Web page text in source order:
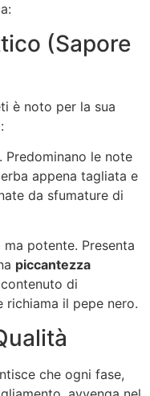
(Sapore
è noto per la sua
Predominano le note
appena tagliata e
da sfumature di
potente. Presenta
piccantezza
di
richiama il pepe nero.
che ogni fase,